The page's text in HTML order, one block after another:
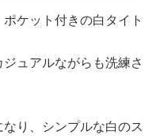
ケット付きの白タイト
ュアルながらも洗練さ
り、シンプルな白のス